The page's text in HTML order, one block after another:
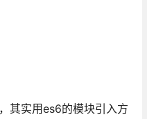
其实用es6的模块引入方